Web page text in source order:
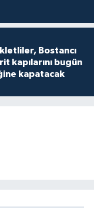
Bostancı
kapılarını bugün
kapatacak